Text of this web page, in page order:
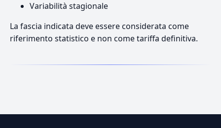
Variabilità stagionale
La fascia indicata deve essere considerata come
riferimento statistico e non come tariffa definitiva.